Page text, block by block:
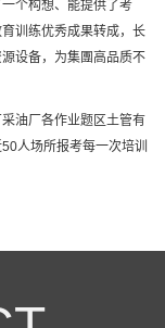
个构想、能提供了考
训练优秀成果转成，长
设备，为集團高品质不
油厂各作业题区土管有
人场所报考每一次培训